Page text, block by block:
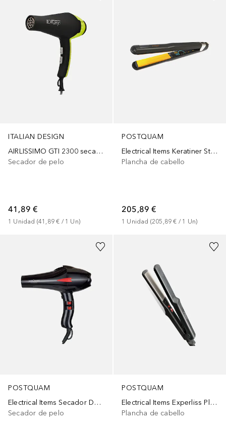
ITALIAN DESIGN
AIRLISSIMO GTI 2300 secador profesional
Secador de pelo
41,89 €
1 Unidad (41,89 € / 1 Un)
POSTQUAM
Electrical Items Keratiner Styler Plancha De Pelo
Plancha de cabello
205,89 €
1 Unidad (205,89 € / 1 Un)
POSTQUAM
Electrical Items Secador De Pelo Ionic Revolution 2300I
Secador de pelo
POSTQUAM
Electrical Items Experliss Plancha De Pelo
Plancha de cabello